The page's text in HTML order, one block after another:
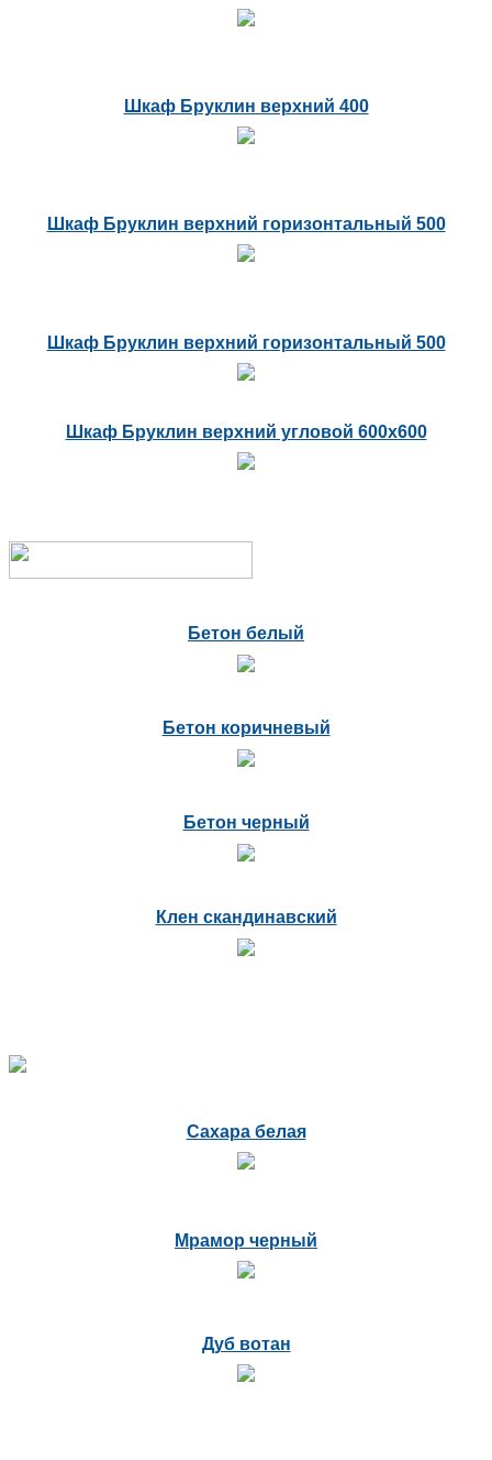
Шкаф Бруклин верхний 400
Шкаф Бруклин верхний горизонтальный 500
Шкаф Бруклин верхний горизонтальный 500
Шкаф Бруклин верхний угловой 600х600
Бетон белый
Бетон коричневый
Бетон черный
Клен скандинавский
Сахара белая
Мрамор черный
Дуб вотан